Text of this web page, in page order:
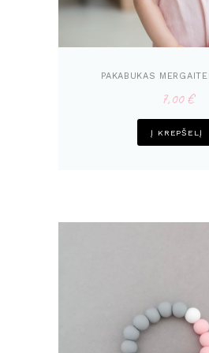
PAKABUKAS
7,00€
Į KREPŠELĮ